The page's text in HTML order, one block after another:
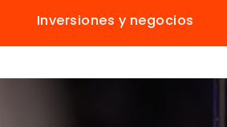
Inversiones y negocios